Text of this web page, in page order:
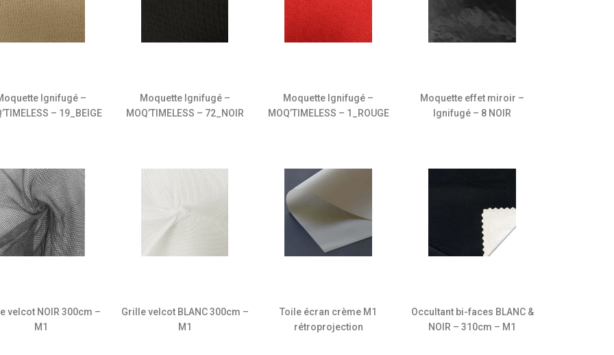
Ignifugé –
– 19_BEIGE
Moquette Ignifugé –
MOQ’TIMELESS – 72_NOIR
Moquette Ignifugé –
MOQ’TIMELESS – 1_ROUGE
Moquette effet miroir –
Ignifugé – 8 NOIR
velcot NOIR 300cm –
M1
Grille velcot BLANC 300cm –
M1
Toile écran crème M1
rétroprojection
Occultant bi-faces BLANC &
NOIR – 310cm – M1